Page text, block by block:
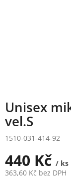
Unisex
vel.S
1510-031-414-92
440 Kč / ks
363,60 Kč bez DPH